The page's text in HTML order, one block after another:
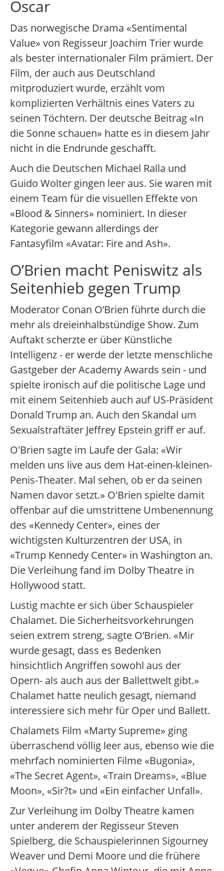
Oscar
Das norwegische Drama «Sentimental
Value» von Regisseur Joachim Trier wurde
als bester internationaler Film prämiert. Der
Film, der auch aus Deutschland
mitproduziert wurde, erzählt vom
komplizierten Verhältnis eines Vaters zu
seinen Töchtern. Der deutsche Beitrag «In
die Sonne schauen» hatte es in diesem Jahr
nicht in die Endrunde geschafft.
Auch die Deutschen Michael Ralla und
Guido Wolter gingen leer aus. Sie waren mit
einem Team für die visuellen Effekte von
«Blood & Sinners» nominiert. In dieser
Kategorie gewann allerdings der
Fantasyfilm «Avatar: Fire and Ash».
O’Brien macht Peniswitz als
Seitenhieb gegen Trump
Moderator Conan O’Brien führte durch die
mehr als dreieinhalbstündige Show. Zum
Auftakt scherzte er über Künstliche
Intelligenz - er werde der letzte menschliche
Gastgeber der Academy Awards sein - und
spielte ironisch auf die politische Lage und
mit einem Seitenhieb auch auf US-Präsident
Donald Trump an. Auch den Skandal um
Sexualstraftäter Jeffrey Epstein griff er auf.
O'Brien sagte im Laufe der Gala: «Wir
melden uns live aus dem Hat-einen-kleinen-
Penis-Theater. Mal sehen, ob er da seinen
Namen davor setzt.» O'Brien spielte damit
offenbar auf die umstrittene Umbenennung
des «Kennedy Center», eines der
wichtigsten Kulturzentren der USA, in
«Trump Kennedy Center» in Washington an.
Die Verleihung fand im Dolby Theatre in
Hollywood statt.
Lustig machte er sich über Schauspieler
Chalamet. Die Sicherheitsvorkehrungen
seien extrem streng, sagte O’Brien. «Mir
wurde gesagt, dass es Bedenken
hinsichtlich Angriffen sowohl aus der
Opern- als auch aus der Ballettwelt gibt.»
Chalamet hatte neulich gesagt, niemand
interessiere sich mehr für Oper und Ballett.
Chalamets Film «Marty Supreme» ging
überraschend völlig leer aus, ebenso wie die
mehrfach nominierten Filme «Bugonia»,
«The Secret Agent», «Train Dreams», «Blue
Moon», «Sir?t» und «Ein einfacher Unfall».
Zur Verleihung im Dolby Theatre kamen
unter anderem der Regisseur Steven
Spielberg, die Schauspielerinnen Sigourney
Weaver und Demi Moore und die frühere